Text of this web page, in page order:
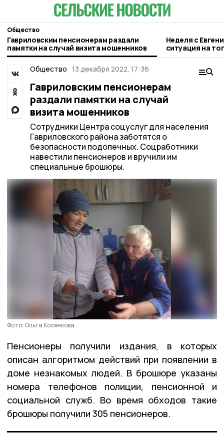
Общество
Гавриловским пенсионерам раздали
памятки на случай визита мошенников
Неделя с
ситуация на
городе и
Общество 13 декабря 2022, 17:36
Гавриловским пенсионерам
раздали памятки на случай
визита мошенников
Сотрудники Центра соцуслуг для населения
Гавриловского района заботятся о
безопасности подопечных. Соцработники
навестили пенсионеров и вручили им
специальные брошюры.
Фото: Ольга Косенкова
Пенсионеры получили издания, в которых
описан алгоритмом действий при появлении в
доме незнакомых людей. В брошюре указаны
номера телефонов полиции, пенсионной и
социальной служб. Во время обходов такие
брошюры получили 305 пенсионеров.